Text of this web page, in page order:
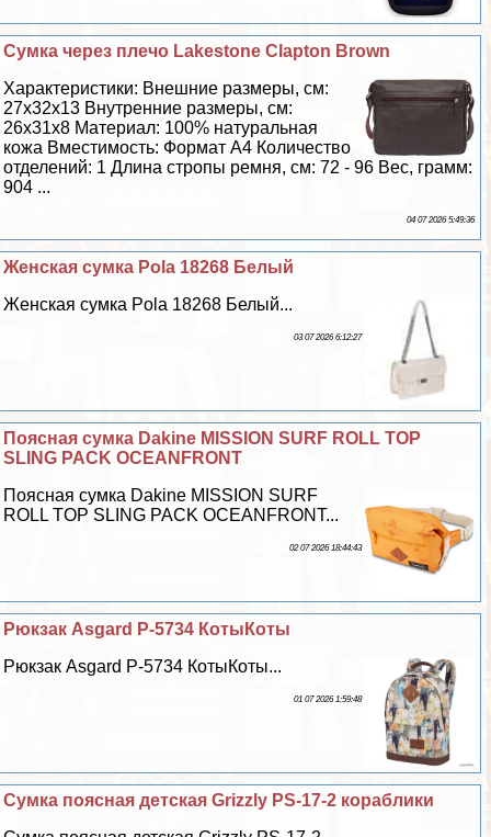
Сумка через плечо Lakestone Clapton Brown
Хаpaктеристики: Внешние размеры, см:
27х32х13 Внутренние размеры, см:
26х31х8 Материал: 100% натуральная
кожа Вместимость: Формат А4 Количество
отделений: 1 Длина стропы ремня, см: 72 - 96 Вес, грамм:
904 ...
04 07 2026 5:49:36
Женская сумка Pola 18268 Белый
Женская сумка Pola 18268 Белый...
03 07 2026 6:12:27
Поясная сумка Dakine MISSION SURF ROLL TOP
SLING PACK OCEANFRONT
Поясная сумка Dakine MISSION SURF
ROLL TOP SLING PACK OCEANFRONT...
02 07 2026 18:44:43
Рюкзак Asgard Р-5734 КотыКоты
Рюкзак Asgard Р-5734 КотыКоты...
01 07 2026 1:59:48
Сумка поясная детская Grizzly PS-17-2 кораблики